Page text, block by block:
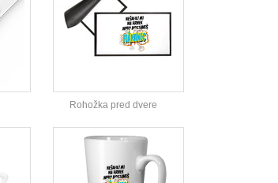
Rohožka pred dvere